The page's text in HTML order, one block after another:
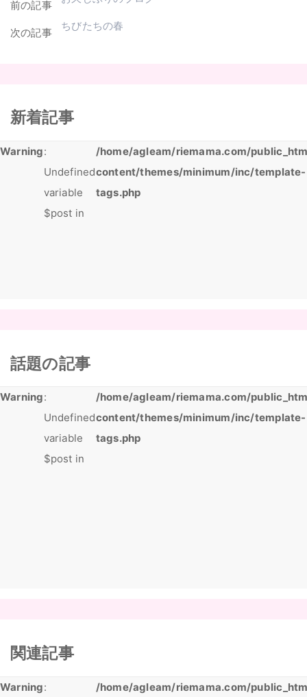
前の記事
次の記事
ちびたちの春
新着記事
Warning:
Undefined
variable
$post in
/home/agleam/riemama.com/
content/themes/minimum/inc/template-
tags.php
話題の記事
Warning:
Undefined
variable
$post in
/home/agleam/riemama.com/
content/themes/minimum/inc/template-
tags.php
関連記事
Warning:
/home/agleam/riemama.com/